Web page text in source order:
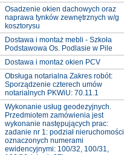
Osadzenie okien dachowych oraz
naprawa tynków zewnętrznych w/g
kosztorysu
Dostawa i montaż mebli - Szkoła
Podstawowa Os. Podlasie w Pile
Dostawa i montaż okien PCV
Obsługa notarialna Zakres robót:
Sporządzenie czterech umów
notarialnych PKWiU: 70.11.1
Wykonanie usług geodezyjnych.
Przedmiotem zamówienia jest
wykonanie następujących prac:
zadanie nr 1: podział nieruchomości
oznaczonych numerami
ewidencyjnymi: 100/32, 100/31,